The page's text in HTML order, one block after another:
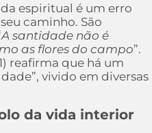
espiritual é um erro
caminho. São
A santidade não é
as flores do campo”.
reafirma que há um
vivido em diversas
da vida interior